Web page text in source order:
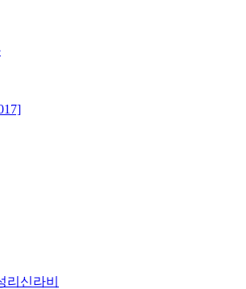
리신라비